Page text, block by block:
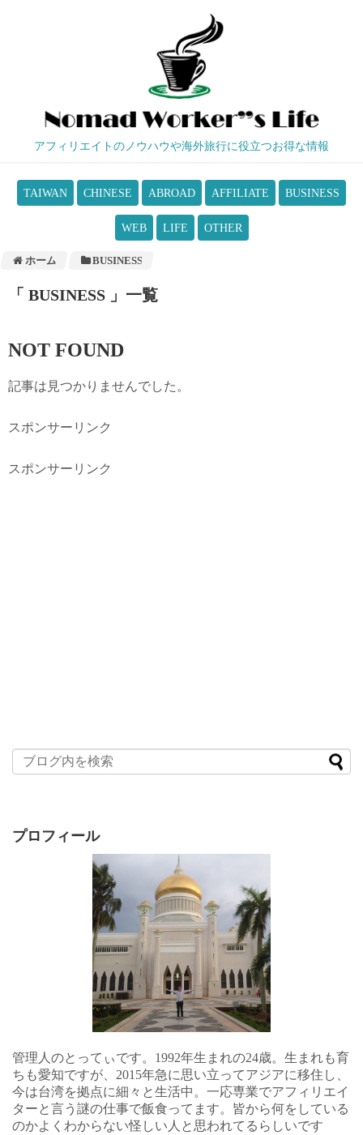
アフィリエイトのノウハウや海外旅行に役立つお得な情報
TAIWAN CHINESE ABROAD AFFILIATE BUSINESS
WEB LIFE OTHER
ホーム BUSINESS
「 BUSINESS 」一覧
NOT FOUND
記事は見つかりませんでした。
スポンサーリンク
スポンサーリンク
プロフィール
管理人のとってぃです。1992年生まれの24歳。生まれも育
ちも愛知ですが、2015年急に思い立ってアジアに移住し、
今は台湾を拠点に細々と生活中。一応専業でアフィリエイ
ターと言う謎の仕事で飯食ってます。皆から何をしている
のかよくわからない怪しい人と思われてるらしいです